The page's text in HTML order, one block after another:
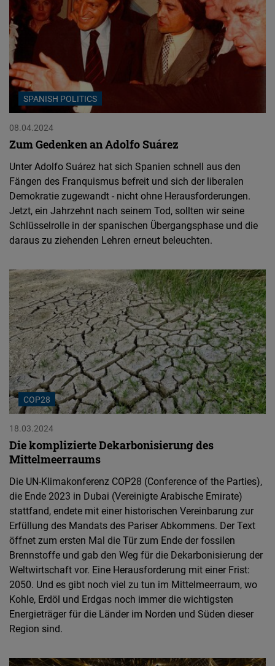
SPANISH POLITICS
08.04.2024
Zum Gedenken an Adolfo Suárez
Unter Adolfo Suárez hat sich Spanien schnell aus den
Fängen des Franquismus befreit und sich der liberalen
Demokratie zugewandt - nicht ohne Herausforderungen.
Jetzt, ein Jahrzehnt nach seinem Tod, sollten wir seine
Schlüsselrolle in der spanischen Übergangsphase und die
daraus zu ziehenden Lehren erneut beleuchten.
COP28
18.03.2024
Die komplizierte Dekarbonisierung des
Mittelmeerraums
Die UN-Klimakonferenz COP28 (Conference of the Parties),
die Ende 2023 in Dubai (Vereinigte Arabische Emirate)
stattfand, endete mit einer historischen Vereinbarung zur
Erfüllung des Mandats des Pariser Abkommens. Der Text
öffnet zum ersten Mal die Tür zum Ende der fossilen
Brennstoffe und gab den Weg für die Dekarbonisierung der
Weltwirtschaft vor. Eine Herausforderung mit einer Frist:
2050. Und es gibt noch viel zu tun im Mittelmeerraum, wo
Kohle, Erdöl und Erdgas noch immer die wichtigsten
Energieträger für die Länder im Norden und Süden dieser
Region sind.